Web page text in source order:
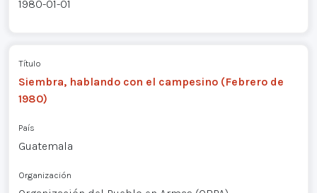
1980-01-01
Título
Siembra, hablando con el campesino (Febrero de
1980)
País
Guatemala
Organización